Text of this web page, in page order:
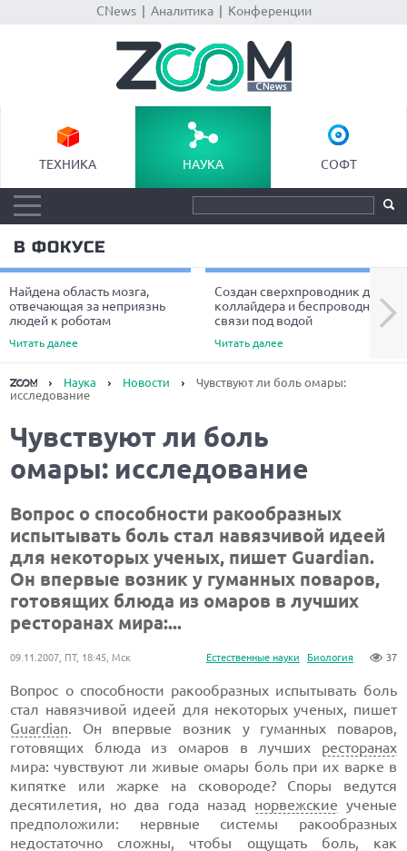
CNews| Аналитика| Конференции
ТЕХНИКА НАУКА СОФТ
В ФОКУСЕ
Найдена область мозга,
отвечающая за неприязнь
людей к роботам
Читать далее
Создан сверхпроводник для
коллайдера и беспроводной
связи под водой
Читать далее
Next
Наука Новости
Чувствуют ли боль омары:
исследование
Чувствуют ли боль
омары: исследование
Вопрос о способности ракообразных
испытывать боль стал навязчивой идеей
для некоторых ученых, пишет Guardian.
Он впервые возник у гуманных поваров,
готовящих блюда из омаров в лучших
ресторанах мира:...
Естественные науки Биология 37
09.11.2007, ПТ, 18:45, Мск
Вопрос о способности ракообразных испытывать боль
стал навязчивой идеей для некоторых ученых, пишет
Guardian. Он впервые возник у гуманных поваров,
готовящих блюда из омаров в лучших ресторанах
мира: чувствуют ли живые омары боль при их варке в
кипятке или жарке на сковороде? Споры ведутся
десятилетия, но два года назад норвежские ученые
предположили: нервные системы ракообразных
недостаточно сложны, чтобы ощущать боль, как